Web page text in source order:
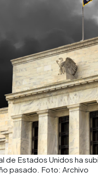
de Estados Unidos ha
pasado. Foto: Archivo